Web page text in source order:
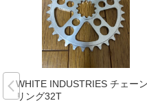
WHITE INDUSTRIES チェーン
リング32T